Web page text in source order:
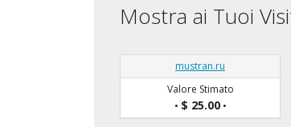
Mostra ai Tuoi
mustran.ru
Valore Stimato
• $ 25.00•